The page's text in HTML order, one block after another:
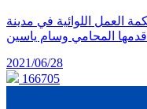
الاثنين 28.6.2021 محكمة العمل اللوائية في مدينة
المحامي وسام ياسين
2021/06/28
166705